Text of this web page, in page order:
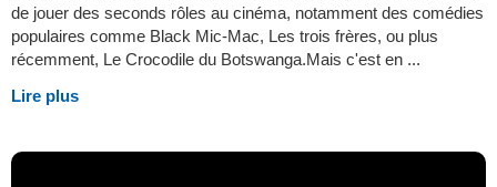
de jouer des seconds rôles au cinéma, notamment des comédies
populaires comme Black Mic-Mac, Les trois frères, ou plus
récemment, Le Crocodile du Botswanga.Mais c'est en ...
Lire plus